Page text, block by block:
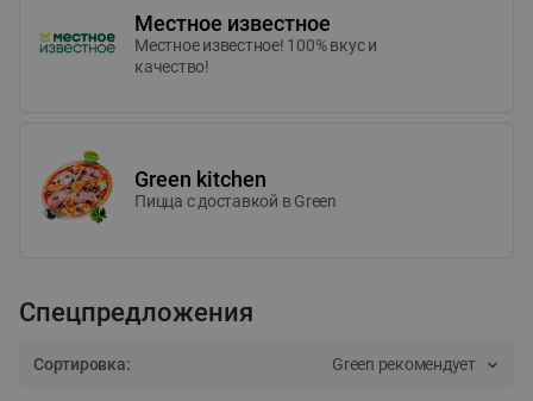
Местное известное
Местное известное! 100% вкус и
качество!
Green kitchen
Пицца c доставкой в Green
Спецпредложения
Сортировка: Green рекомендует